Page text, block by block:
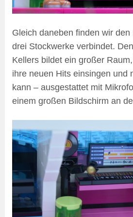
Gleich daneben finden wir
drei Stockwerke verbindet.
Kellers bildet ein großer
ihre neuen Hits einsingen und
kann – ausgestattet mit
einem großen Bildschirm an